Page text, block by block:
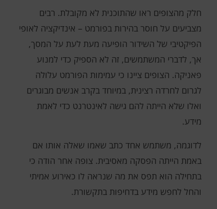
חלק מהצופים ראו שהתוכנית לא מקובלת. רבים
מצביעים על חוסר בהירות בפורמט – אינדיקציה לאופי
הפיקטיבי של השידור הופיעה מעת לעת על המסך,
אך, לדברי המשתמשים, זה לא הספיק כדי למנוע
פאניקה. הצופים ציינו כי עמימות הפורמט עלולה
לגרום לחרדה רצינית, במיוחד בקרב אנשים מבוגרים
ואלו שלא הייתה להם גישה לאינטרנט כדי לאמת
מידע.
לדוגמה, משתמש אחד כתב שאמו שאלה אותו אם
באמת הייתה הפסקה מאסיבית. צופה אחר הודה כי
בתחילה הוא תפס את מה שנראה לו כאירוע אמיתי
והחל לחפש מידע בדחיפות בתקשורת.